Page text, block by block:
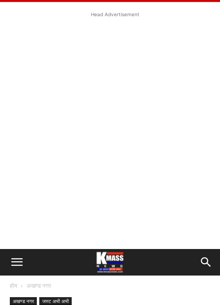
Head Advertisement
होम अखण्ड नगर
अखण्ड नगर जस्ट अभी अभी